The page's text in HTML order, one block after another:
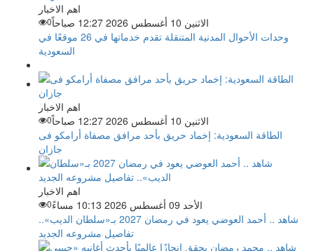
اهم الاخبار
الاثنين 10 أغسطس 2026 12:27 صباحاً
0
وحدات الأحوال المدنية المتنقلة تقدم خدماتها في 26 موقعًا في
السعودية
اهم الاخبار
الاثنين 10 أغسطس 2026 12:27 صباحاً
0
الطاقة السعودية: إخماد حريق بأحد مرافق مصفاة أرامكو فى
جازان
اهم الاخبار
الأحد 09 أغسطس 2026 10:13 مساءً
0
شاهد .. أحمد العوضي يعود في رمضان 2027 بـ«سلطان الديب»..
تفاصيل مشروعه الجديد